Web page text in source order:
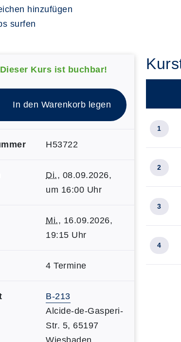
hinzufügen
surfen
Dieser Kurs ist buchbar!
In den Warenkorb legen
H53722
Di., 08.09.2026,
um 16:00 Uhr
Mi., 16.09.2026,
19:15 Uhr
4 Termine
B-213
Alcide-de-Gasperi-
Str. 5, 65197
Wiesbaden
1
2
3
4